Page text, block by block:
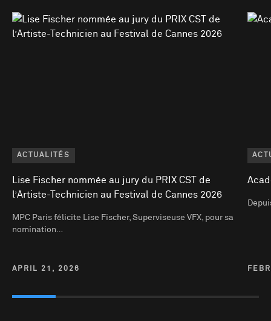
ACTUALITÉS
Lise Fischer nommée au jury du PRIX CST de
l’Artiste-Technicien au Festival de Cannes 2026
MPC Paris félicite Lise Fischer, Superviseuse VFX, pour sa
nomination…
APRIL 21, 2026